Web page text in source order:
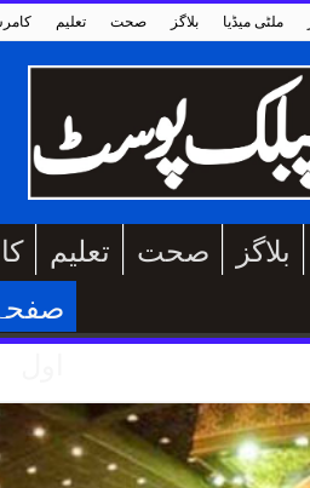
تعلیم صحت بلاگز ملٹی میڈیا
تعلیم صحت بلاگز
صفحہ